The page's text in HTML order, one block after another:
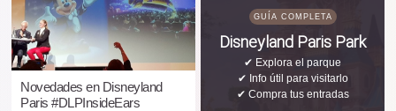
Novedades en Disneyland
Paris #DLPInsideEars
GUÍA COMPLETA
Disneyland Paris Park
✔ Explora el parque
✔ Info útil para visitarlo
✔ Compra tus entradas